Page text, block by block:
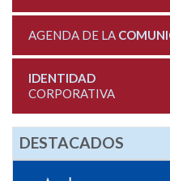
AGENDA DE LA
IDENTIDAD
CORPORATIVA
DESTACADOS